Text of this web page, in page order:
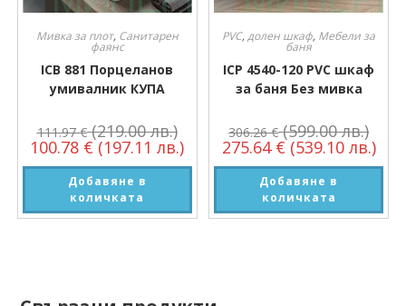
Мивка за плот, Санитарен
фаянс
ICB 881 Порцеланов
умивалник КУПА
111.97€ (219.00 лв.)
100.78 € (197.11 лв.)
Добавяне в
количката
PVC,долен шкаф, Мебели за
баня
ICP 4540-120 PVC шкаф
за баня Без мивка
306.26€ (599.00 лв.)
275.64 € (539.10 лв.)
Добавяне в
количката